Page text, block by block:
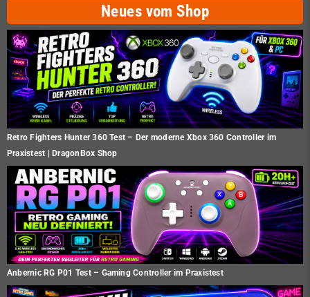
Neues vom Shop
Retro Fighters Hunter 360 Test – Der moderne Xbox 360 Controller im
Praxistest | DragonBox Shop
Anbernic RG P01 Test – Gaming Controller im Praxistest